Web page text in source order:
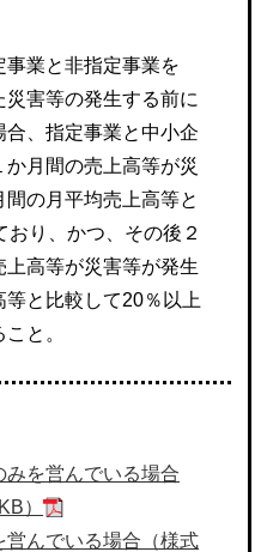
事業と非指定事業を
害等の発生する前に
、指定事業と中小企
月間の売上高等が災
の月平均売上高等と
おり、かつ、その後２
高等が災害等が発生
等と比較して20％以上
と。
を営んでいる場合
）
んでいる場合（様式